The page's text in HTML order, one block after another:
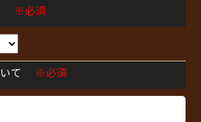
※必須
て ※必須